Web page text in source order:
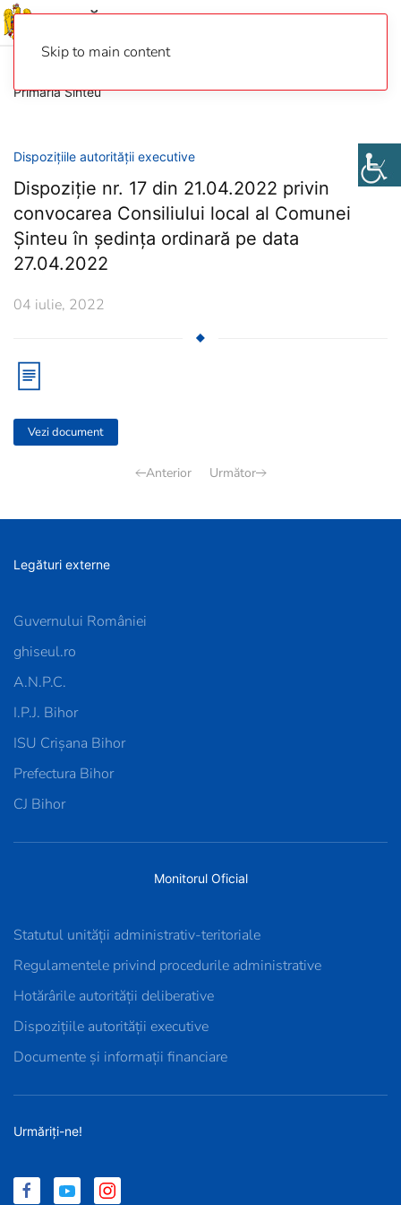
Skip to main content
Primaria Sinteu
Dispozițiile autorității executive
Dispoziție nr. 17 din 21.04.2022 privin
convocarea Consiliului local al Comunei
Șinteu în ședința ordinară pe data
27.04.2022
04 iulie, 2022
Vezi document
Anterior Următor
Legături externe
Guvernului României
ghiseul.ro
A.N.P.C.
I.P.J. Bihor
ISU Crișana Bihor
Prefectura Bihor
CJ Bihor
Monitorul Oficial
Statutul unității administrativ-teritoriale
Regulamentele privind procedurile administrative
Hotărârile autorității deliberative
Dispozițiile autorității executive
Documente și informații financiare
Urmăriți-ne!